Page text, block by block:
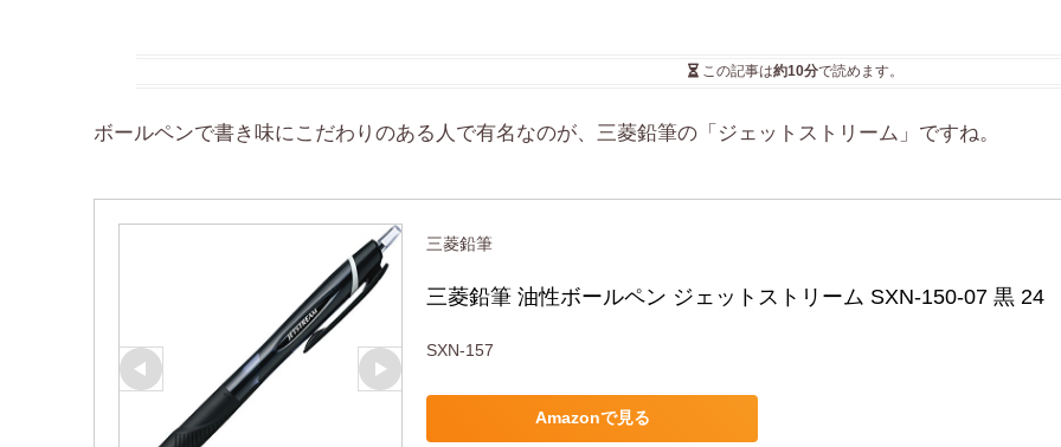
この記事は約10分で読めます。
ボールペンで書き味にこだわりのある人で有名なのが、三菱鉛筆の「ジェットストリーム」ですね。
三菱鉛筆
三菱鉛筆 油性ボールペン ジェットストリーム SXN-150-07 黒 24
SXN-157
Amazonで見る